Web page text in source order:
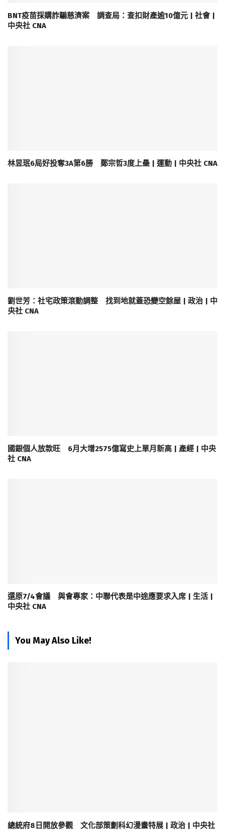
BNT疫苗採購詐騙慈濟案 調查局：查扣財產逾10億元 | 社會 |
中央社 CNA
林昱珉6局好投奪3A第6勝 鄭宗哲3度上壘 | 運動 | 中央社 CNA
劉世芳：社宅政策滾動調整 找到地就蓋恐變空餘屋 | 政治 | 中
央社 CNA
國銀個人放款旺 6月大增2575億寫史上單月新高 | 產經 | 中央
社 CNA
還原7/4會議 與會專家：中聯代表是中途應要求入席 | 生活 |
中央社 CNA
You May Also Like!
總統府8日開放參觀 文化部策劃科幻漫畫特展 | 政治 | 中央社